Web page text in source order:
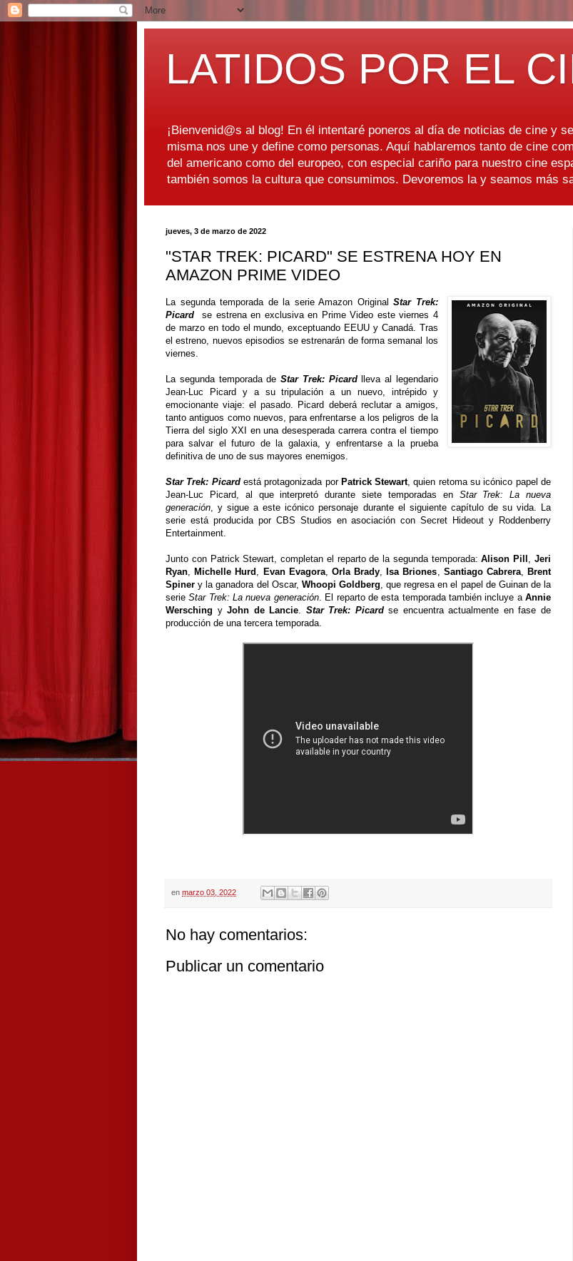
LATIDOS POR EL
¡Bienvenid@s al blog! En él intentaré poneros al día de noticias de cine y
misma nos une y define como personas. Aquí hablaremos tanto de cine
del americano como del europeo, con especial cariño para nuestro cine
también somos la cultura que consumimos. Devoremos la y seamos más
jueves, 3 de marzo de 2022
"STAR TREK: PICARD" SE ESTRENA HOY EN
AMAZON PRIME VIDEO
La segunda temporada de la serie Amazon OriginalStar Trek:
Picard se estrena en exclusiva en Prime Video este viernes 4
de marzo en todo el mundo, exceptuando EEUU y Canadá. Tras
el estreno, nuevos episodios se estrenarán de forma semanal los
viernes.
La segunda temporada deStar Trek: Picardlleva al legendario
Jean-Luc Picard y a su tripulación a un nuevo, intrépido y
emocionante viaje: el pasado. Picard deberá reclutar a amigos,
tanto antiguos como nuevos, para enfrentarse a los peligros de la
Tierra del siglo XXI en una desesperada carrera contra el tiempo
para salvar el futuro de la galaxia, y enfrentarse a la prueba
definitiva de uno de sus mayores enemigos.
Star Trek: Picardestá protagonizada por Patrick Stewart, quien retoma su icónico papel de
Jean-Luc Picard, al que interpretó durante siete temporadas en Star Trek: La nueva
generación, y sigue a este icónico personaje durante el siguiente capítulo de su vida. La
serie está producida por CBS Studios en asociación con Secret Hideout y Roddenberry
Entertainment.
Junto con Patrick Stewart, completan el reparto de la segunda temporada:Alison Pill ,Jeri
Ryan, Michelle Hurd , Evan Evagora, Orla Brady, Isa Briones, Santiago Cabrera, Brent
Spiner y la ganadora del Oscar, Whoopi Goldberg, que regresa en el papel de Guinan de la
serieStar Trek: La nueva generación. El reparto de esta temporada también incluye aAnnie
Wersching yJohn de Lancie. Star Trek: Picardse encuentra actualmente en fase de
producción de una tercera temporada.
en marzo 03, 2022
No hay comentarios:
Publicar un comentario